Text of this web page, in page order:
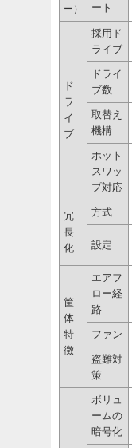
ー）
ート
ド
ラ
イ
ブ
採用ド
ライブ
ドライ
ブ数
取替え
機構
ホット
スワッ
プ対応
冗
長
化
方式
設定
筐
体
特
徴
エアフ
ロー経
路
ファン
盗難対
策
ボリュ
ームの
暗号化